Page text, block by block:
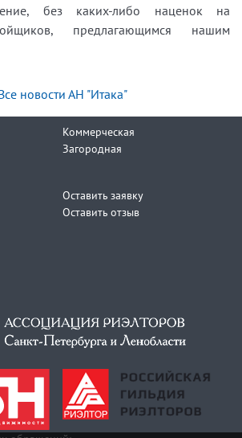
без каких-либо наценок на
предлагающимся нашим
новости АН "Итака"
Коммерческая
Загородная
Оставить заявку
Оставить отзыв